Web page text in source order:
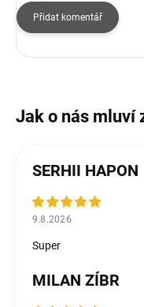
Přidat komentář
SERHII HAPON
9.8.2026
Super
MILAN ZÍBR